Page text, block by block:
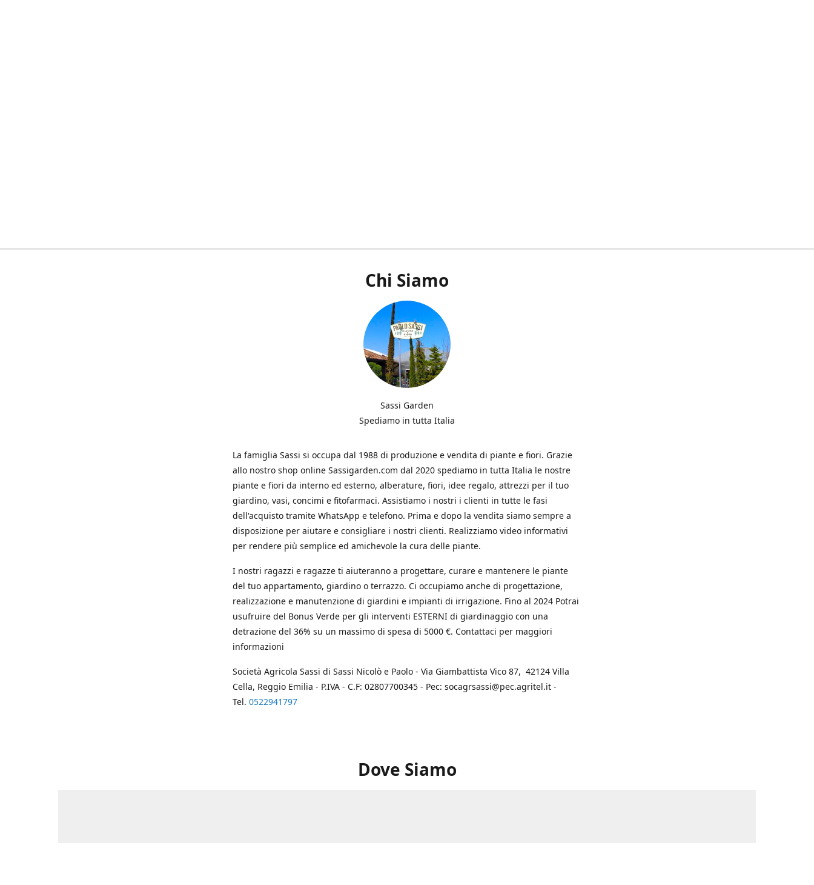
Chi Siamo
Sassi Garden
Spediamo in tutta Italia
La famiglia Sassi si occupa dal 1988 di produzione e vendita di piante e fiori. Grazie
allo nostro shop online Sassigarden.com dal 2020 spediamo in tutta Italia le nostre
piante e fiori da interno ed esterno, alberature, fiori, idee regalo, attrezzi per il tuo
giardino, vasi, concimi e fitofarmaci. Assistiamo i nostri i clienti in tutte le fasi
dell'acquisto tramite WhatsApp e telefono. Prima e dopo la vendita siamo sempre a
disposizione per aiutare e consigliare i nostri clienti. Realizziamo video informativi
per rendere più semplice ed amichevole la cura delle piante.
I nostri ragazzi e ragazze ti aiuteranno a progettare, curare e mantenere le piante
del tuo appartamento, giardino o terrazzo. Ci occupiamo anche di progettazione,
realizzazione e manutenzione di giardini e impianti di irrigazione. Fino al 2024 Potrai
usufruire del Bonus Verde per gli interventi ESTERNI di giardinaggio con una
detrazione del 36% su un massimo di spesa di 5000 €. Contattaci per maggiori
informazioni
Società Agricola Sassi di Sassi Nicolò e Paolo - Via Giambattista Vico 87, 42124 Villa
Cella, Reggio Emilia - P.IVA - C.F: 02807700345 - Pec: socagrsassi@pec.agritel.it -
Tel. 0522941797
Dove Siamo